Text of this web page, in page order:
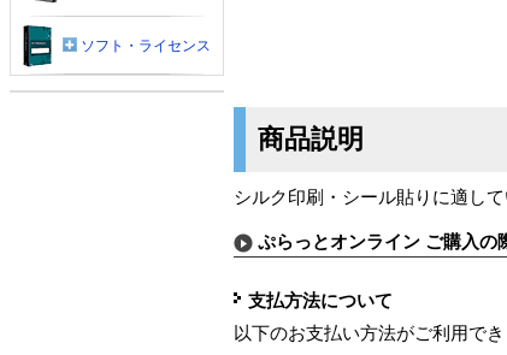
商品説明
シルク印刷・シール貼りに適して
ぷらっとオンライン ご購入の
支払方法について
以下のお支払い方法がご利用でき
ソフト・ライセンス